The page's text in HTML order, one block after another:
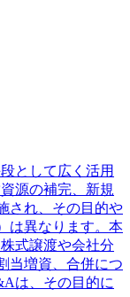
として広く活用
源の補完、新規
され、その目的や
は異なります。本
式譲渡や会社分
当増資、合併につ
は、その目的に